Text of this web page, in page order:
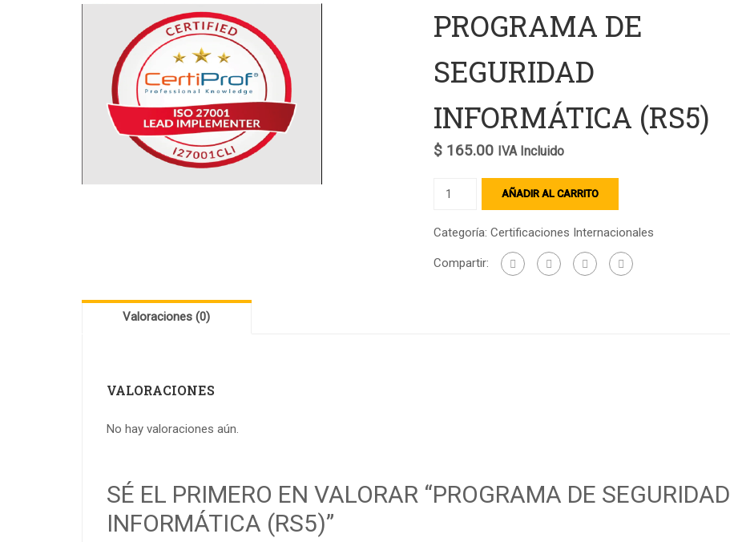
INFORMÁTICA
(RT5)
"SISTEMA DE
SEGURIDAD Y
PROGRAMA DE
SEGURIDAD
INFORMÁTICA (RS5)
$165.00 IVA Incluido
PROGRAMA
SEGURIDAD
INFORMÁTICA
(RS5)
AÑADIR AL CARRITO
Categoría: Certificaciones Internacionales
Compartir:
Valoraciones (0)
VALORACIONES
No hay valoraciones aún.
SÉ EL PRIMERO EN VALORAR “PROGRAMA DE SEGURIDAD
INFORMÁTICA (RS5)”